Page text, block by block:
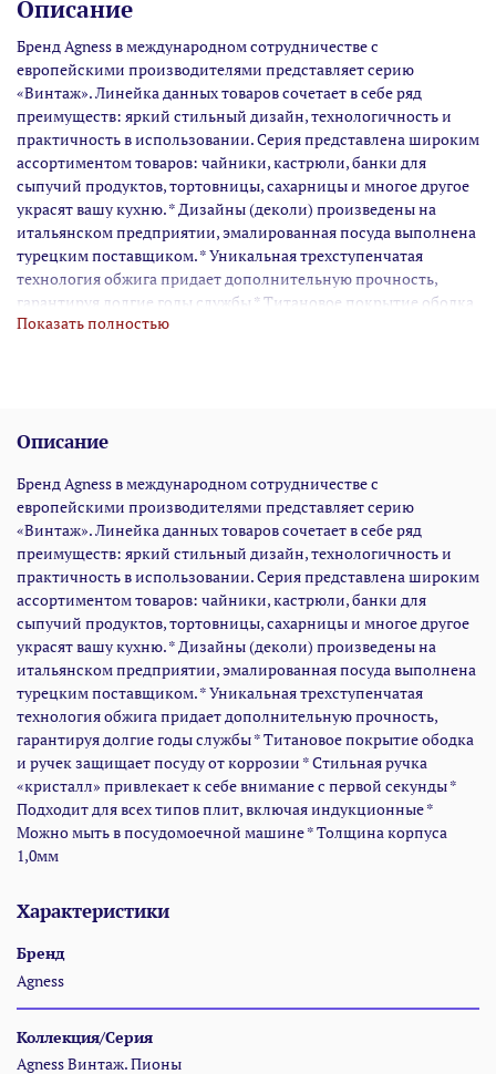
Описание
Бренд Agness в международном сотрудничестве с
европейскими производителями представляет серию
«Винтаж». Линейка данных товаров сочетает в себе ряд
преимуществ: яркий стильный дизайн, технологичность и
практичность в использовании. Серия представлена широким
ассортиментом товаров: чайники, кастрюли, банки для
сыпучий продуктов, тортовницы, сахарницы и многое другое
украсят вашу кухню. * Дизайны (деколи) произведены на
итальянском предприятии, эмалированная посуда выполнена
турецким поставщиком. * Уникальная трехступенчатая
технология обжига придает дополнительную прочность,
гарантируя долгие годы службы * Титановое покрытие ободка
и ручек защищает посуду от коррозии * Стильная ручка
Показать полностью
Описание
Бренд Agness в международном сотрудничестве с
европейскими производителями представляет серию
«Винтаж». Линейка данных товаров сочетает в себе ряд
преимуществ: яркий стильный дизайн, технологичность и
практичность в использовании. Серия представлена широким
ассортиментом товаров: чайники, кастрюли, банки для
сыпучий продуктов, тортовницы, сахарницы и многое другое
украсят вашу кухню. * Дизайны (деколи) произведены на
итальянском предприятии, эмалированная посуда выполнена
турецким поставщиком. * Уникальная трехступенчатая
технология обжига придает дополнительную прочность,
гарантируя долгие годы службы * Титановое покрытие ободка
и ручек защищает посуду от коррозии * Стильная ручка
«кристалл» привлекает к себе внимание с первой секунды *
Подходит для всех типов плит, включая индукционные *
Можно мыть в посудомоечной машине * Толщина корпуса
1,0мм
Характеристики
Бренд
Agness
Коллекция/Серия
Agness Винтаж. Пионы